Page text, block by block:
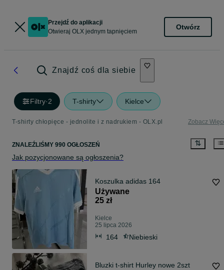
Przejdź do aplikacji
Otwieraj OLX jednym tapnięciem
Otwórz
Znajdź coś dla siebie
Filtry·2 T-shirty Kielce
T-shirty chłopięce - jednolite i z nadrukiem - OLX.pl Zobacz
ZNALEŹLIŚMY 990 OGŁOSZEŃ
Jak pozycjonowane są ogłoszenia?
Koszulka adidas 164
Używane
25 zł
Kielce
25 lipca 2026
164 Niebieski
Bluzki t-shirt Hurley nowe 2szt